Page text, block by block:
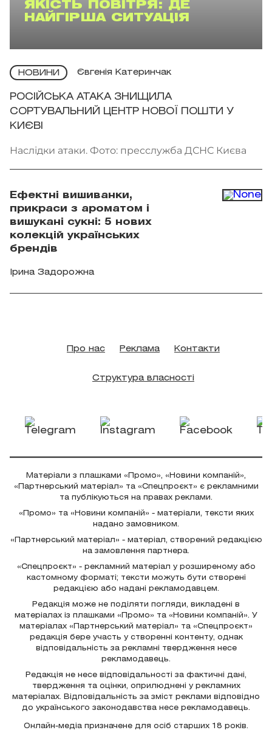
ЯКІСТЬ ПОВІТРЯ: ДЕ
НАЙГІРША СИТУАЦІЯ
НОВИНИ Євгенія Катеринчак
РОСІЙСЬКА АТАКА ЗНИЩИЛА
СОРТУВАЛЬНИЙ ЦЕНТР НОВОЇ ПОШТИ У
КИЄВІ
Наслідки атаки. Фото: пресслужба ДСНС Києва
Ефектні вишиванки,
прикраси з ароматом і
вишукані сукні: 5 нових
колекцій українських
брендів
Ірина Задорожна
Про нас Реклама Контакти
Структура власності
Матеріали з плашками «Промо», «Новини компаній»,
«Партнерський матеріал» та «Спецпроєкт» є рекламними
та публікуються на правах реклами.
«Промо» та «Новини компаній» - матеріали, тексти яких
надано замовником.
«Партнерський матеріал» - матеріал, створений редакцією
на замовлення партнера.
«Спецпроєкт» - рекламний матеріал у розширеному або
кастомному форматі; тексти можуть бути створені
редакцією або надані рекламодавцем.
Редакція може не поділяти погляди, викладені в
матеріалах із плашками «Промо» та «Новини компаній». У
матеріалах «Партнерський матеріал» та «Спецпроєкт»
редакція бере участь у створенні контенту, однак
відповідальність за рекламні твердження несе
рекламодавець.
Редакція не несе відповідальності за фактичні дані,
твердження та оцінки, оприлюднені у рекламних
матеріалах. Відповідальність за зміст реклами відповідно
до українського законодавства несе рекламодавець.
Онлайн-медіа призначене для осіб старших 18 років.